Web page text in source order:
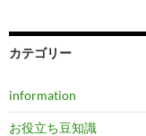
カテゴリー
information
お役立ち豆知識